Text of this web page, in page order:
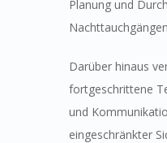
Planung und
Darüber hinaus
fortgeschrittene
und
eingeschränkter